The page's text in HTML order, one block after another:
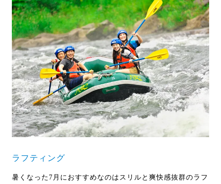
ラフティング
暑くなった7月におすすめなのはスリルと爽快感抜群のラフ